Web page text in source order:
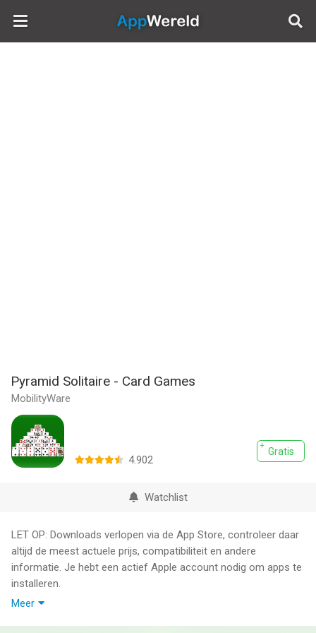
AppWereld
Pyramid Solitaire - Card Games
MobilityWare
Gratis
4.902
Watchlist
LET OP: Downloads verlopen via de App Store, controleer daar
altijd de meest actuele prijs, compatibiliteit en andere
informatie. Je hebt een actief Apple account nodig om apps te
installeren.
Meer